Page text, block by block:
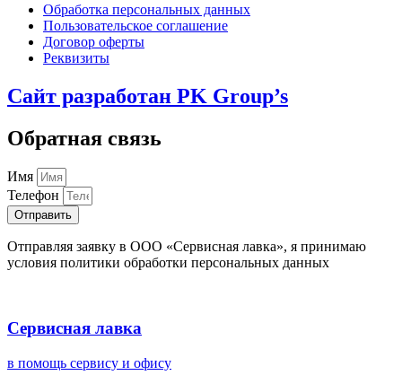
Обработка персональных данных
Пользовательское соглашение
Договор оферты
Реквизиты
Сайт разработан PK Group’s
Обратная связь
Имя
Телефон
Отправить
Отправляя заявку в ООО «Сервисная лавка», я принимаю
условия политики обработки персональных данных
Сервисная лавка
в помощь сервису и офису